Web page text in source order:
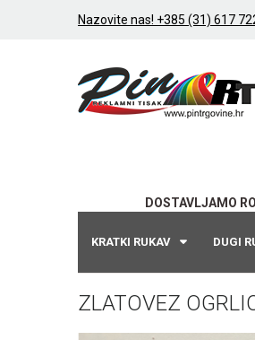
Nazovite nas! +385 (31) 617
DOSTAVLJAMO
KRATKI RUKAV DUGI
ZLATOVEZ